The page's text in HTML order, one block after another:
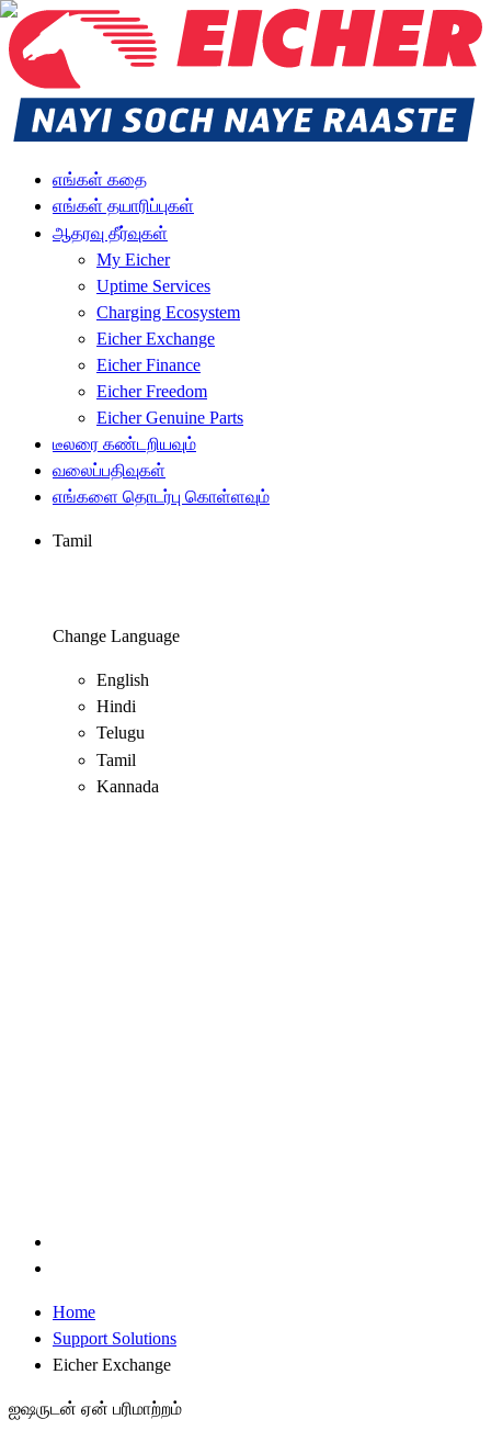
எங்கள் கதை
எங்கள் தயாரிப்புகள்
ஆதரவு தீர்வுகள்
My Eicher
Uptime Services
Charging Ecosystem
Eicher Exchange
Eicher Finance
Eicher Freedom
Eicher Genuine Parts
டீலரை கண்டறியவும்
வலைப்பதிவுகள்
எங்களை தொடர்பு கொள்ளவும்
Tamil
Change Language
English
Hindi
Telugu
Tamil
Kannada
Home
Support Solutions
Eicher Exchange
ஐஷருடன் ஏன் பரிமாற்றம்